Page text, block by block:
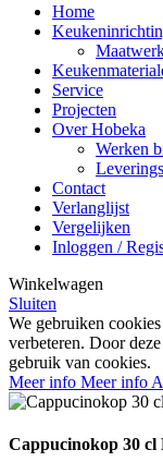
Home
Service
Projecten
Over Hobeka
Werken
Contact
Verlanglijst
Vergelijken
Inloggen /
Winkelwagen
Sluiten
We gebruiken
verbeteren. Door
gebruik van cookies.
Meer info Meer info
Cappucinokop 30 cl